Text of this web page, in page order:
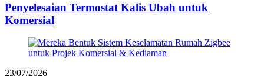
Penyelesaian Termostat Kalis Ubah untuk
Komersial
23/07/2026